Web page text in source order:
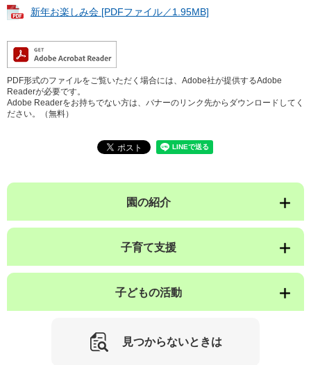
新年お楽しみ会 [PDFファイル／1.95MB]
PDF形式のファイルをご覧いただく場合には、Adobe社が提供するAdobe
Readerが必要です。
Adobe Readerをお持ちでない方は、バナーのリンク先からダウンロードしてく
ださい。（無料）
園の紹介
子育て支援
子どもの活動
見つからないときは